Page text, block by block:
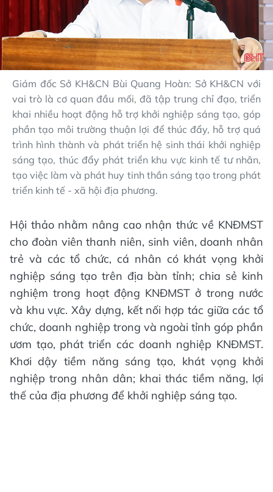
Giám đốc Sở KH&CN Bùi Quang Hoàn: Sở KH&CN với
vai trò là cơ quan đầu mối, đã tập trung chỉ đạo, triển
khai nhiều hoạt động hỗ trợ khởi nghiệp sáng tạo, góp
phần tạo môi trường thuận lợi để thúc đẩy, hỗ trợ quá
trình hình thành và phát triển hệ sinh thái khởi nghiệp
sáng tạo, thúc đẩy phát triển khu vực kinh tế tư nhân,
tạo việc làm và phát huy tinh thần sáng tạo trong phát
triển kinh tế - xã hội địa phương.
Hội thảo nhằm nâng cao nhận thức về KNĐMST
cho đoàn viên thanh niên, sinh viên, doanh nhân
trẻ và các tổ chức, cá nhân có khát vọng khởi
nghiệp sáng tạo trên địa bàn tỉnh; chia sẻ kinh
nghiệm trong hoạt động KNĐMST ở trong nước
và khu vực. Xây dựng, kết nối hợp tác giữa các tổ
chức, doanh nghiệp trong và ngoài tỉnh góp phần
ươm tạo, phát triển các doanh nghiệp KNĐMST.
Khơi dậy tiềm năng sáng tạo, khát vọng khởi
nghiệp trong nhân dân; khai thác tiềm năng, lợi
thế của địa phương để khởi nghiệp sáng tạo.